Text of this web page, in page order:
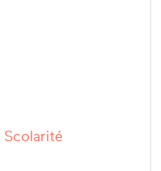
Scolarité